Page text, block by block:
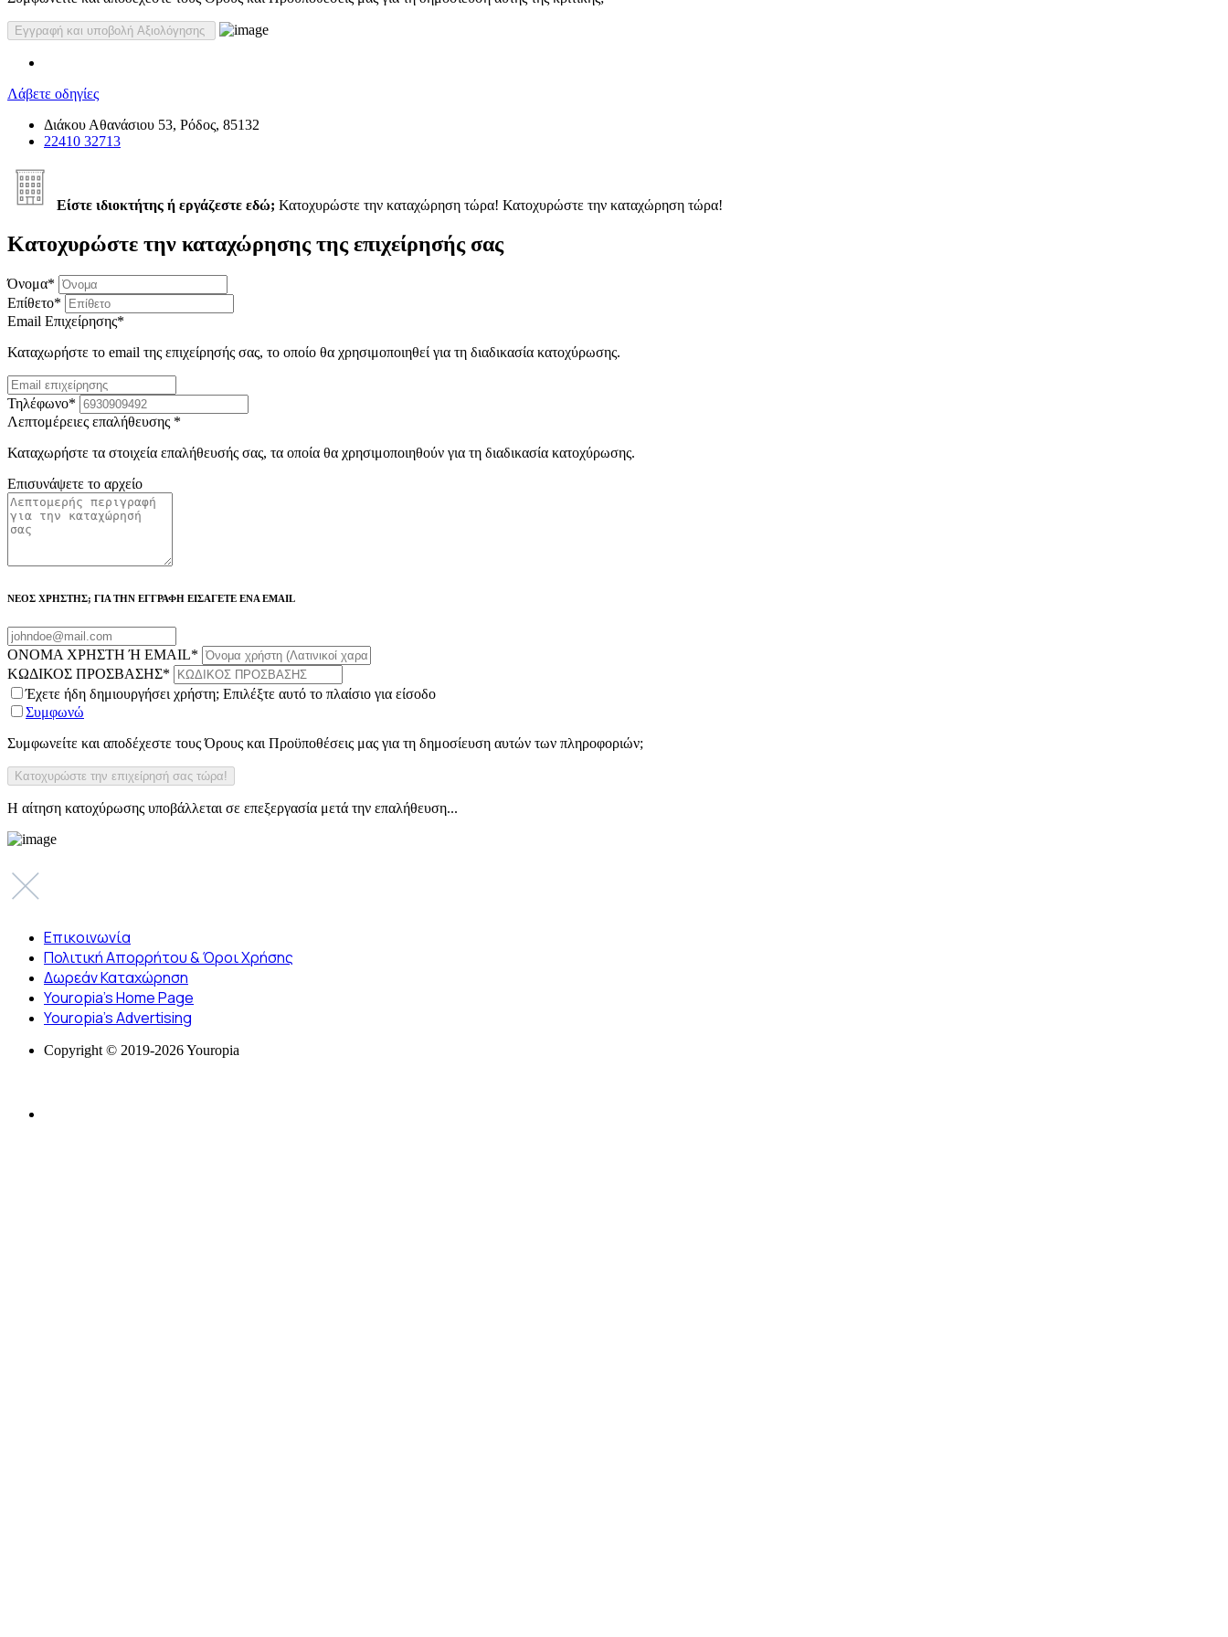
Λάβετε οδηγίες
Διάκου Αθανάσιου 53, Ρόδος, 85132
22410 32713
Είστε ιδιοκτήτης ή εργάζεστε εδώ; Κατοχυρώστε την καταχώρηση τώρα! Κατοχυρώστε την καταχώρηση τώρα!
Κατοχυρώστε την καταχώρησης της επιχείρησής σας
Όνομα*
Επίθετο*
Email Επιχείρησης*
Καταχωρήστε το email της επιχείρησής σας, το οποίο θα χρησιμοποιηθεί για τη διαδικασία κατοχύρωσης.
Τηλέφωνο*
Λεπτομέρειες επαλήθευσης *
Καταχωρήστε τα στοιχεία επαλήθευσής σας, τα οποία θα χρησιμοποιηθούν για τη διαδικασία κατοχύρωσης.
Επισυνάψετε το αρχείο
ΝΕΟΣ ΧΡΗΣΤΗΣ; ΓΙΑ ΤΗΝ ΕΓΓΡΑΦΗ ΕΙΣΑΓΕΤΕ ΕΝΑ EMAIL
ΟΝΟΜΑ ΧΡΗΣΤΗ Ή EMAIL*
ΚΩΔΙΚΟΣ ΠΡΟΣΒΑΣΗΣ*
Έχετε ήδη δημιουργήσει χρήστη; Επιλέξτε αυτό το πλαίσιο για είσοδο
Συμφωνώ
Συμφωνείτε και αποδέχεστε τους Όρους και Προϋποθέσεις μας για τη δημοσίευση αυτών των πληροφοριών;
Η αίτηση κατοχύρωσης υποβάλλεται σε επεξεργασία μετά την επαλήθευση...
Επικοινωνία
Πολιτική Απορρήτου & Όροι Χρήσης
Δωρεάν Καταχώρηση
Youropia’s Home Page
Youropia’s Advertising
Copyright © 2019-2026 Youropia